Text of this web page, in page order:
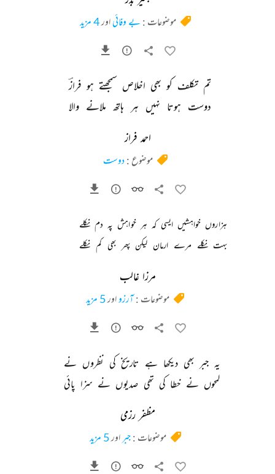
موضوعات : بے وفائیاور4 مزید
تم تکلف کو بھی اخلاص سمجھتے ہو فرازؔ
دوست ہوتا نہیں ہر ہاتھ ملانے والا
احمد فراز
موضوع :دوست
ہزاروں خواہشیں ایسی کہ ہر خواہش پہ دم نکلے
بہت نکلے مرے ارمان لیکن پھر بھی کم نکلے
مرزا غالب
موضوعات :آرزواور5 مزید
یہ جبر بھی دیکھا ہے تاریخ کی نظروں نے
لمحوں نے خطا کی تھی صدیوں نے سزا پائی
مظفر رزمی
موضوعات :جبر اور5 مزید